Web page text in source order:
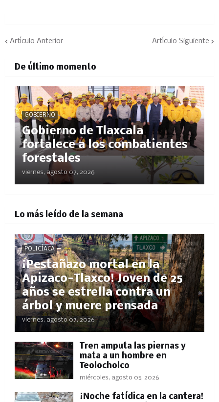
Artículo Anterior Artículo Siguiente
De último momento
GOBIERNO
Gobierno de Tlaxcala
fortalece a los combatientes
forestales
viernes, agosto 07, 2026
Lo más leído de la semana
POLICÍACA
¡Pestañazo mortal en la
Apizaco-Tlaxco! Joven de 25
años se estrella contra un
árbol y muere prensada
viernes, agosto 07, 2026
Tren amputa las piernas y
mata a un hombre en
Teolocholco
miércoles, agosto 05, 2026
​¡Noche fatídica en la cantera!